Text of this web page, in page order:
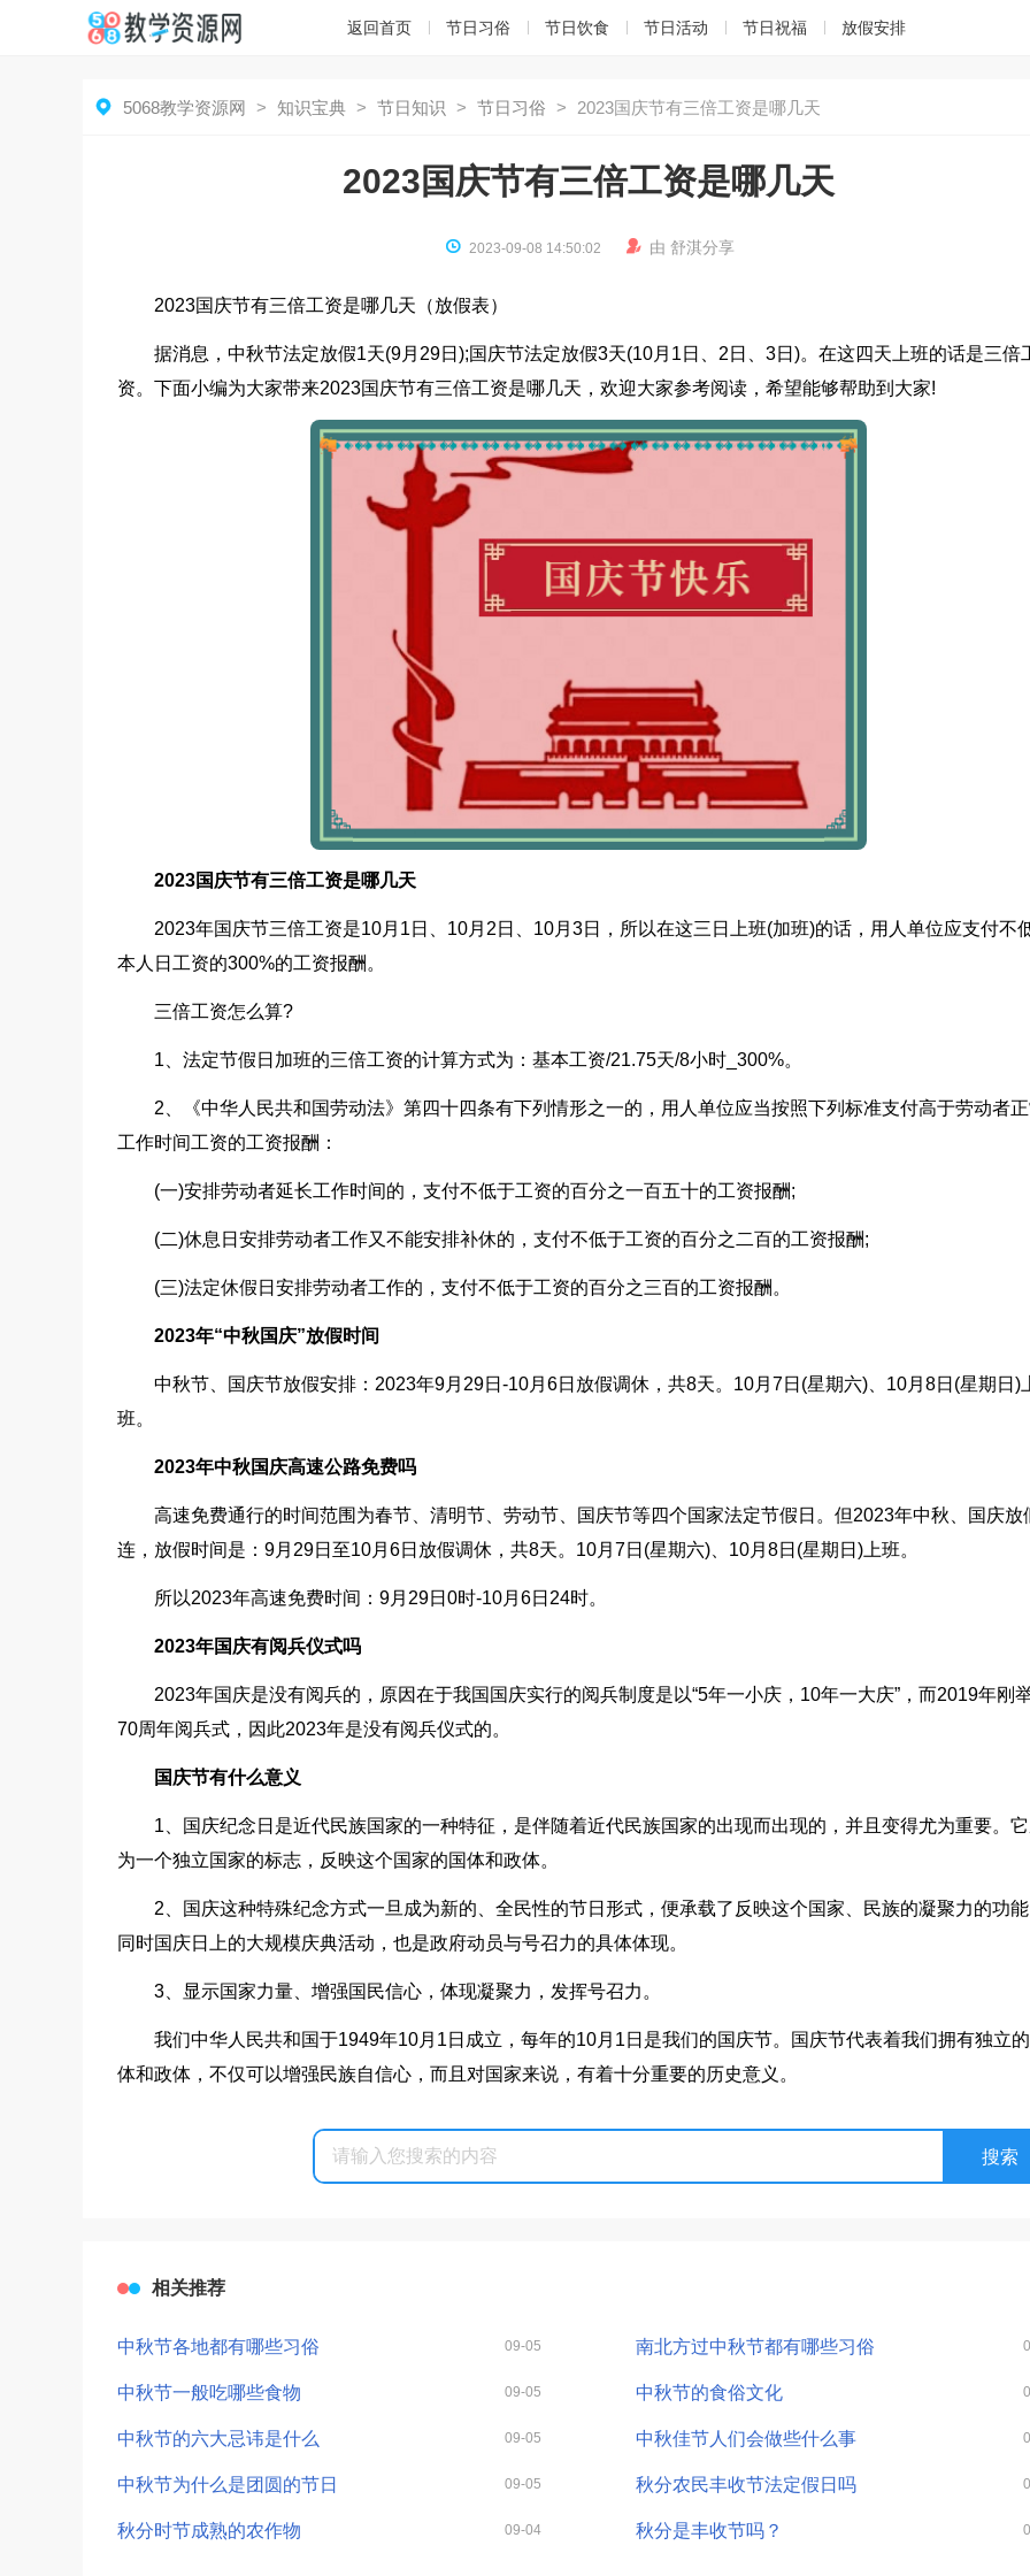
返回首页 节日习俗 节日饮食 节日活动 节日祝福 放假安排
 5068教学资源网 > 知识宝典 > 节日知识 > 节日习俗 > 2023国庆节有三倍工资是哪几天
2023国庆节有三倍工资是哪几天
 2023-09-08 14:50:02  由 舒淇分享
2023国庆节有三倍工资是哪几天（放假表）
据消息，中秋节法定放假1天(9月29日);国庆节法定放假3天(10月1日、2日、3日)。在这四天上班的话是三倍
资。下面小编为大家带来2023国庆节有三倍工资是哪几天，欢迎大家参考阅读，希望能够帮助到大家!
2023国庆节有三倍工资是哪几天
2023年国庆节三倍工资是10月1日、10月2日、10月3日，所以在这三日上班(加班)的话，用人单位应支付不
本人日工资的300%的工资报酬。
三倍工资怎么算?
1、法定节假日加班的三倍工资的计算方式为：基本工资/21.75天/8小时_300%。
2、《中华人民共和国劳动法》第四十四条有下列情形之一的，用人单位应当按照下列标准支付高于劳动者正
工作时间工资的工资报酬：
(一)安排劳动者延长工作时间的，支付不低于工资的百分之一百五十的工资报酬;
(二)休息日安排劳动者工作又不能安排补休的，支付不低于工资的百分之二百的工资报酬;
(三)法定休假日安排劳动者工作的，支付不低于工资的百分之三百的工资报酬。
2023年“中秋国庆”放假时间
中秋节、国庆节放假安排：2023年9月29日-10月6日放假调休，共8天。10月7日(星期六)、10月8日(星期日)
班。
2023年中秋国庆高速公路免费吗
高速免费通行的时间范围为春节、清明节、劳动节、国庆节等四个国家法定节假日。但2023年中秋、国庆放
连，放假时间是：9月29日至10月6日放假调休，共8天。10月7日(星期六)、10月8日(星期日)上班。
所以2023年高速免费时间：9月29日0时-10月6日24时。
2023年国庆有阅兵仪式吗
2023年国庆是没有阅兵的，原因在于我国国庆实行的阅兵制度是以“5年一小庆，10年一大庆”，而2019年刚
70周年阅兵式，因此2023年是没有阅兵仪式的。
国庆节有什么意义
1、国庆纪念日是近代民族国家的一种特征，是伴随着近代民族国家的出现而出现的，并且变得尤为重要。
为一个独立国家的标志，反映这个国家的国体和政体。
2、国庆这种特殊纪念方式一旦成为新的、全民性的节日形式，便承载了反映这个国家、民族的凝聚力的功能
同时国庆日上的大规模庆典活动，也是政府动员与号召力的具体体现。
3、显示国家力量、增强国民信心，体现凝聚力，发挥号召力。
我们中华人民共和国于1949年10月1日成立，每年的10月1日是我们的国庆节。国庆节代表着我们拥有独立
体和政体，不仅可以增强民族自信心，而且对国家来说，有着十分重要的历史意义。
相关推荐
09-05
中秋节各地都有哪些习俗 南北方过中秋节都有哪些习俗
09-05
中秋节一般吃哪些食物 中秋节的食俗文化
09-05
中秋节的六大忌讳是什么 中秋佳节人们会做些什么事
09-05
中秋节为什么是团圆的节日 秋分农民丰收节法定假日吗
09-04
秋分时节成熟的农作物 秋分是丰收节吗？